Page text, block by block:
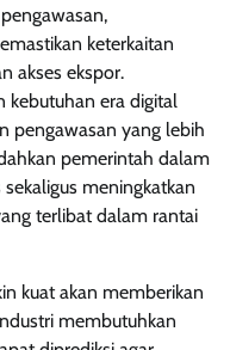
keterkaitan
akses ekspor.
kebutuhan era digital
pengawasan yang lebih
pemerintah dalam
meningkatkan
terlibat dalam rantai
kuat akan memberikan
membutuhkan